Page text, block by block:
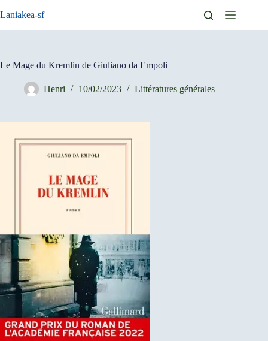
au
Laniakea-sf
Le Mage du Kremlin de Giuliano da Empoli
Henri 10/02/2023 Littératures générales